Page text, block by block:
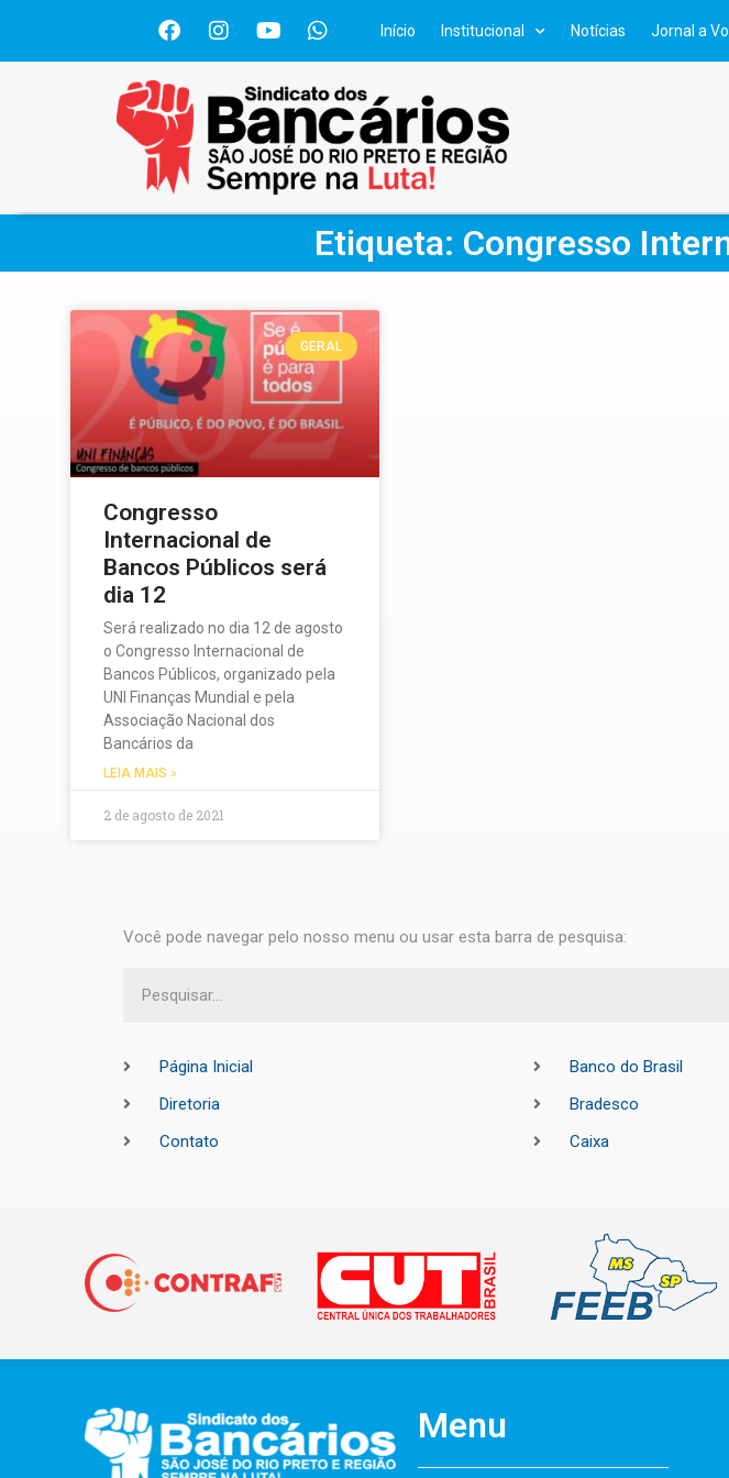
Início Institucional Notícias Jornal a
Etiqueta: Congresso
GERAL
Congresso
Internacional de
Bancos Públicos será
dia 12
Será realizado no dia 12 de agosto
o Congresso Internacional de
Bancos Públicos, organizado pela
UNI Finanças Mundial e pela
Associação Nacional dos
Bancários da
LEIA MAIS »
2 de agosto de 2021
Você pode navegar pelo nosso menu ou usar esta barra de pesquisa:
Página Inicial
Diretoria
Contato
Banco do Brasil
Bradesco
Caixa
Menu